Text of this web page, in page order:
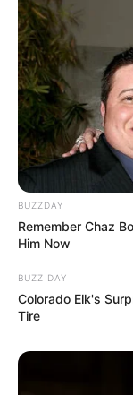
BUZZDAY
Remember Chaz
Him Now
BUZZ DAY
Colorado Elk's
Tire